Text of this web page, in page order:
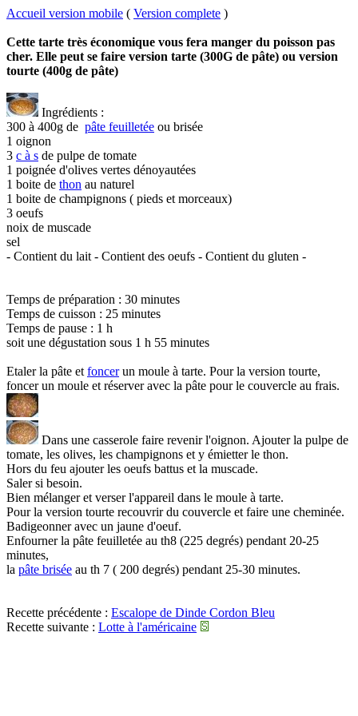
Accueil version mobile ( Version complete )
Cette tarte très économique vous fera manger du poisson pas
cher. Elle peut se faire version tarte (300G de pâte) ou version
tourte (400g de pâte)
Ingrédients :
300 à 400g de pâte feuilletée ou brisée
1 oignon
3 c à s de pulpe de tomate
1 poignée d'olives vertes dénoyautées
1 boite de thon au naturel
1 boite de champignons ( pieds et morceaux)
3 oeufs
noix de muscade
sel
- Contient du lait - Contient des oeufs - Contient du gluten -
Temps de préparation : 30 minutes
Temps de cuisson : 25 minutes
Temps de pause : 1 h
soit une dégustation sous 1 h 55 minutes
Etaler la pâte et foncerun moule à tarte. Pour la version tourte,
foncer un moule et réserver avec la pâte pour le couvercle au frais.
Dans une casserole faire revenir l'oignon. Ajouter la pulpe de
tomate, les olives, les champignons et y émietter le thon.
Hors du feu ajouter les oeufs battus et la muscade.
Saler si besoin.
Bien mélanger et verser l'appareil dans le moule à tarte.
Pour la version tourte recouvrir du couvercle et faire une cheminée.
Badigeonner avec un jaune d'oeuf.
Enfourner la pâte feuilletée au th8 (225 degrés) pendant 20-25
minutes,
la pâte brisée au th 7 ( 200 degrés) pendant 25-30 minutes.
Recette précédente : Escalope de Dinde Cordon Bleu
Recette suivante : Lotte à l'américaine